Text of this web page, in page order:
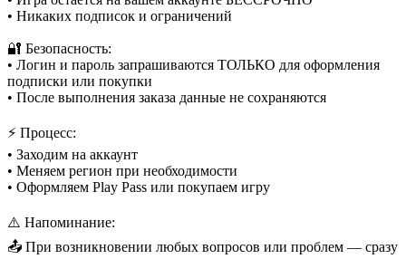
• Никаких подписок и ограничений
🔐 Безопасность:
• Логин и пароль запрашиваются ТОЛЬКО для оформления
подписки или покупки
• После выполнения заказа данные не сохраняются
⚡ Процесс:
• Заходим на аккаунт
• Меняем регион при необходимости
• Оформляем Play Pass или покупаем игру
⚠️ Напоминание:
📤 При возникновении любых вопросов или проблем — сразу